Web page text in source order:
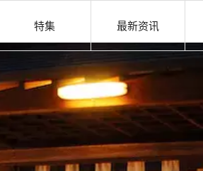
特集 最新资讯